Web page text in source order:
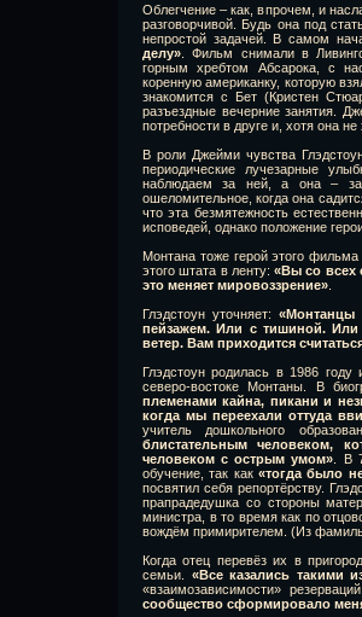
Облегчение – как, впрочем, и
разговорчивой. Будь она под
непростой задачей. В самом
делу» . Фильм снимали в
горным хребтом Абсарока, с
коренную американку, которую
знакомится с Бет (Кристен
разъездные вечерние занятия.
потребности в друге и, хотя она
В роли Джейми чувства
периодические лучезарные
наблюдаем за ней, а она – за
ошеломительное, когда она
что эта безмятежность
исповедей, однако положение
Монтана тоже герой этого
этого штата в ленту: «Вы со всех
это меняет мировоззрение»
Глэдстоун уточняет: «Монтанцы
пейзажем. Или с тишиной. Или
ветер. Вам приходится
Глэдстоун родилась в 1986
северо-востоке Монтаны. В
племенами кайна, пикани и
когда мы переехали оттуда
учитель дошкольного
блистательным человеком,
человеком с острым умом» . В
обучение, так как «тогда было
посвятил себя репортёрству.
прапрадедушка со стороны
министра, в то время как по
вождём примирителем. (Из
Когда отец перевёз их в
семьи. «Все казались такими
«взаимозависимости»
сообщество сформировало